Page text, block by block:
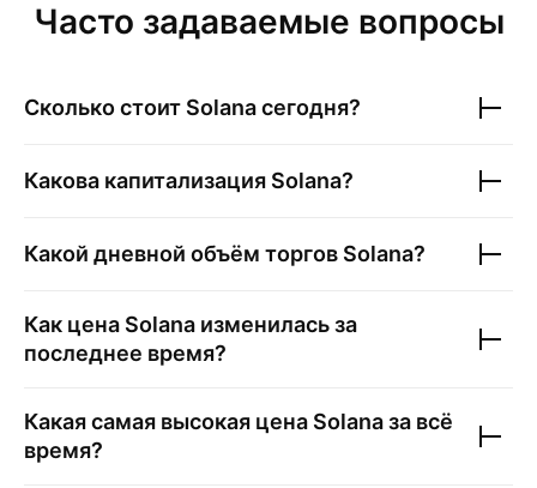
Часто задаваемые вопросы
Сколько стоит Solanaсегодня?
Какова капитализация Solana?
Какой дневной объём торгов Solana?
Как цена Solana изменилась за
последнее время?
Какая самая высокая цена Solanaза всё
время?